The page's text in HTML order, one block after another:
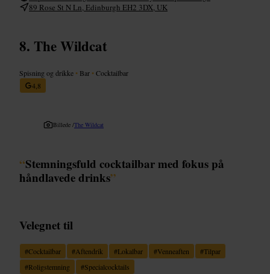
89 Rose St N Ln, Edinburgh EH2 3DX, UK
The Wildcat
Spisning og drikke • Bar •Cocktailbar
4,8
Billede /The Wildcat
“Stemningsfuld cocktailbar med fokus på
håndlavede drinks”
Velegnet til
#Cocktailbar #Aftendrik #Lokalbar #Venneaften #Tilpar
#Roligstemning #Specialcocktails